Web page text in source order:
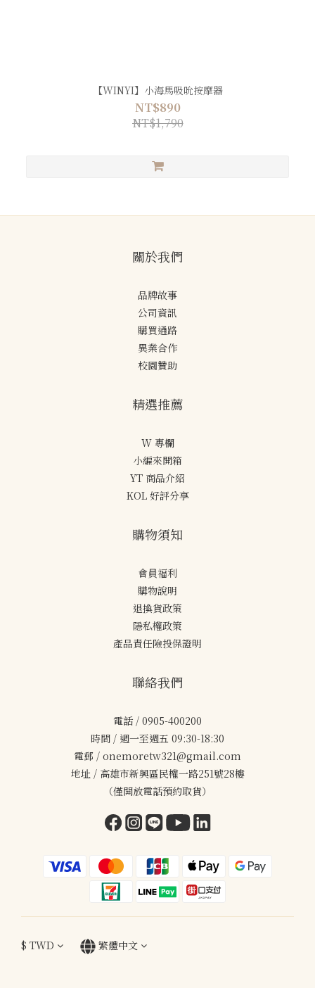
【WINYI】小海馬吸吮按摩器
NT$890
NT$1,790
關於我們
品牌故事
公司資訊
購買通路
異業合作
校園贊助
精選推薦
W 專欄
小編來開箱
YT 商品介紹
KOL 好評分享
購物須知
會員福利
購物說明
退換貨政策
隱私權政策
產品責任險投保證明
聯絡我們
電話 / 0905-400200
時間 / 週一至週五 09:30-18:30
電郵 / onemoretw321@gmail.com
地址 / 高雄市新興區民權一路251號28樓
（僅開放電話預約取貨）
$ TWD 繁體中文